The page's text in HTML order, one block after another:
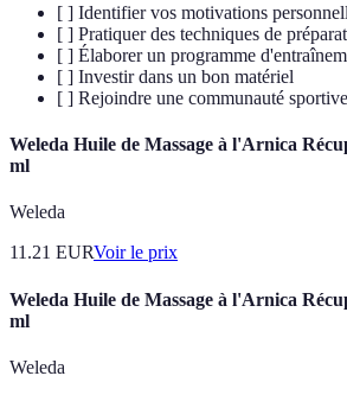
[ ] Identifier vos motivations
[ ] Pratiquer des techniques de
[ ] Élaborer un programme
[ ] Investir dans un bon matériel
[ ] Rejoindre une communauté sportive
Weleda Huile de Massage à l'Arnica
ml
Weleda
11.21 EURVoir le prix
Weleda Huile de Massage à l'Arnica
ml
Weleda